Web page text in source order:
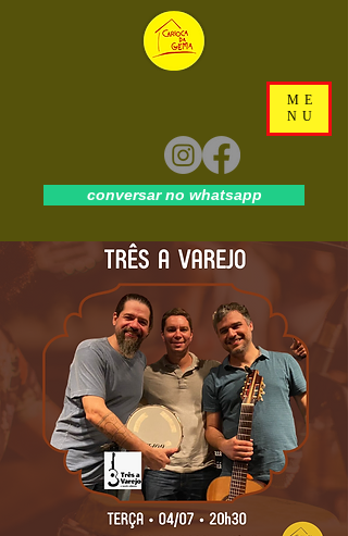
ME
NU
conversar no whatsapp